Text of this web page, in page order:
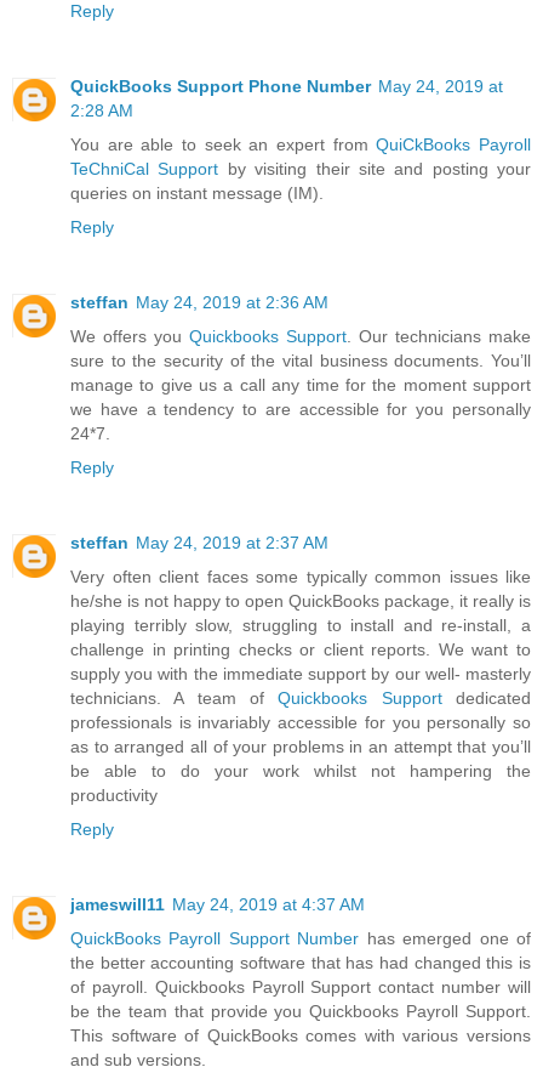
Reply
QuickBooks Support Phone Number May 24, 2019 at
2:28 AM
You are able to seek an expert fromQuiCkBooks Payroll
TeChniCal Support by visiting their site and posting your
queries on instant message (IM).
Reply
steffan May 24, 2019 at 2:36 AM
We offers you Quickbooks Support . Our technicians make
sure to the security of the vital business documents. You’ll
manage to give us a call any time for the moment support
we have a tendency to are accessible for you personally
24*7.
Reply
steffan May 24, 2019 at 2:37 AM
Very often client faces some typically common issues like
he/she is not happy to open QuickBooks package, it really is
playing terribly slow, struggling to install and re-install, a
challenge in printing checks or client reports. We want to
supply you with the immediate support by our well- masterly
technicians. A team ofQuickbooks Supportdedicated
professionals is invariably accessible for you personally so
as to arranged all of your problems in an attempt that you’ll
be able to do your work whilst not hampering the
productivity
Reply
jameswill11 May 24, 2019 at 4:37 AM
QuickBooks Payroll Support Number has emerged one of
the better accounting software that has had changed this is
of payroll. Quickbooks Payroll Support contact number will
be the team that provide you Quickbooks Payroll Support.
This software of QuickBooks comes with various versions
and sub versions.